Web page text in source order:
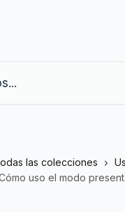
las colecciones
uso el modo